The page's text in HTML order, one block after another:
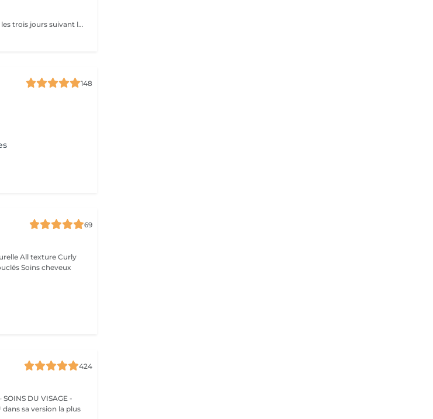
Les ongles sont réparés gratuitement dans les trois jours suivant le service ! A partir du quatrième jour la prestation est payante.
148
69
424
SOINS DU VISAGE -